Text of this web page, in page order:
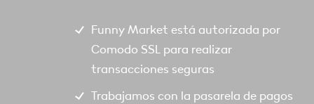
Funny Market está autorizada por
Comodo SSL para realizar
transacciones seguras
Trabajamos con la pasarela de pagos